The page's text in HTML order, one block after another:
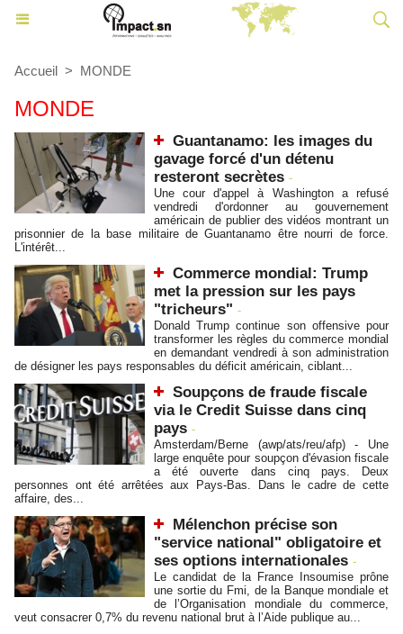
Accueil > MONDE
MONDE
Guantanamo: les images du
gavage forcé d'un détenu
resteront secrètes -
Une cour d'appel à Washington a refusé
vendredi d'ordonner au gouvernement
américain de publier des vidéos montrant un
prisonnier de la base militaire de Guantanamo être nourri de force.
L'intérêt...
Commerce mondial: Trump
met la pression sur les pays
"tricheurs" -
Donald Trump continue son offensive pour
transformer les règles du commerce mondial
en demandant vendredi à son administration
de désigner les pays responsables du déficit américain, ciblant...
Soupçons de fraude fiscale
via le Credit Suisse dans cinq
pays -
Amsterdam/Berne (awp/ats/reu/afp) - Une
large enquête pour soupçon d'évasion fiscale
a été ouverte dans cinq pays. Deux
personnes ont été arrêtées aux Pays-Bas. Dans le cadre de cette
affaire, des...
Mélenchon précise son
"service national" obligatoire et
ses options internationales -
Le candidat de la France Insoumise prône
une sortie du Fmi, de la Banque mondiale et
de l’Organisation mondiale du commerce,
veut consacrer 0,7% du revenu national brut à l’Aide publique au...